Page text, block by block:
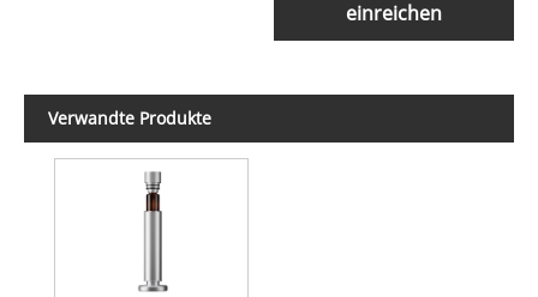
einreichen
Verwandte Produkte